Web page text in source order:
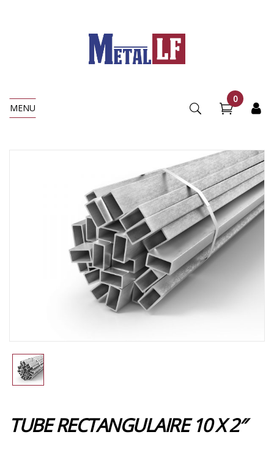
MENU
0
TUBE RECTANGULAIRE 10 X 2″